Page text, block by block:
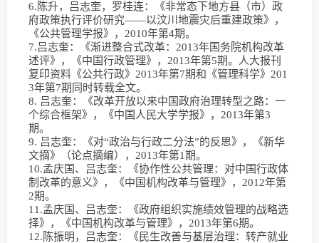
6.陈升，吕志奎，罗桂连：《非常态下地方县（市）政
府政策执行评价研究——以汶川地震灾后重建政策》，
《公共管理学报》，2010年第4期。
7.吕志奎：《渐进整合式改革：2013年国务院机构改革
述评》，《中国行政管理》，2013年第5期。人大报刊
复印资料《公共行政》2013年第7期和《管理科学》201
3年第7期同时转载全文。
8. 吕志奎：《改革开放以来中国政府治理转型之路：一
个综合框架》，《中国人民大学学报》，2013年第3
期。
9. 吕志奎：《对“政治与行政二分法”的反思》，《新华
文摘》（论点摘编），2013年第1期。
10.孟庆国、吕志奎：《协作性公共管理：对中国行政体
制改革的意义》，《中国机构改革与管理》，2012年第
2期。
11.孟庆国、吕志奎：《政府组织实施绩效管理的战略选
择》，《中国机构改革与管理》，2013年第6期。
12.陈振明，吕志奎：《民生改善与基层治理：转产就业